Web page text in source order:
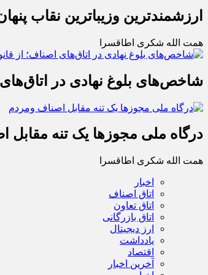
ارزشمندترین وزیباترین نقاب
همت الله شکری اطاقسرا
شاخص‌های بلوغ نهادی در
درگاه ملی مجوزها یک تنه مقابل
همت الله شکری اطاقسرا
اخبار
اتاق اصناف
اتاق تعاون
اتاق بازرگانی
ارز دیجیتال
یادداشت
اقتصاد
آخرین اخبار